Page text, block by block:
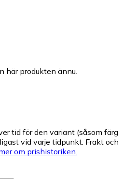
här produkten ännu.
tid för den variant (såsom färg
vid varje tidpunkt. Frakt och
om prishistoriken.